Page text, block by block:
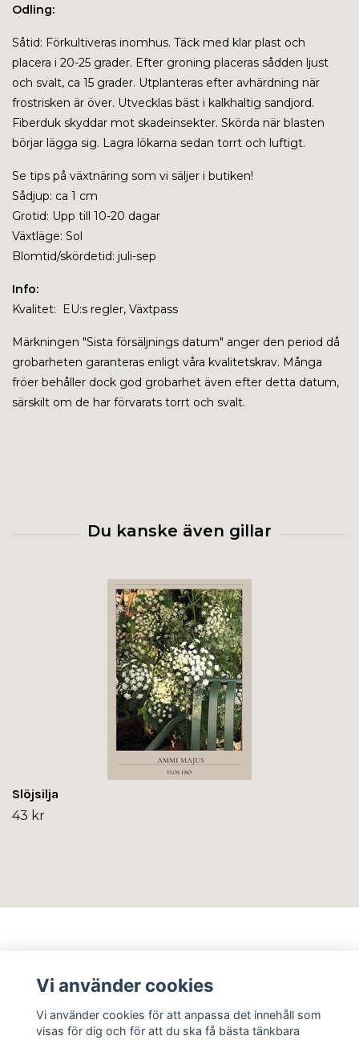
Odling:
Såtid: Förkultiveras inomhus. Täck med klar plast och
placera i 20-25 grader. Efter groning placeras sådden ljust
och svalt, ca 15 grader. Utplanteras efter avhärdning när
frostrisken är över. Utvecklas bäst i kalkhaltig sandjord.
Fiberduk skyddar mot skadeinsekter. Skörda när blasten
börjar lägga sig. Lagra lökarna sedan torrt och luftigt.
Se tips på växtnäring som vi säljer i butiken!
Sådjup: ca 1 cm
Grotid: Upp till 10-20 dagar
Växtläge: Sol
Blomtid/skördetid: juli-sep
Info:
Kvalitet: EU:s regler, Växtpass
Märkningen "Sista försäljnings datum" anger den period då
grobarheten garanteras enligt våra kvalitetskrav. Många
fröer behåller dock god grobarhet även efter detta datum,
särskilt om de har förvarats torrt och svalt.
Slöjsilja
43 kr
Sociala medier
Vi använder cookies
Vi använder cookies för att anpassa det innehåll som
visas för dig och för att du ska få bästa tänkbara